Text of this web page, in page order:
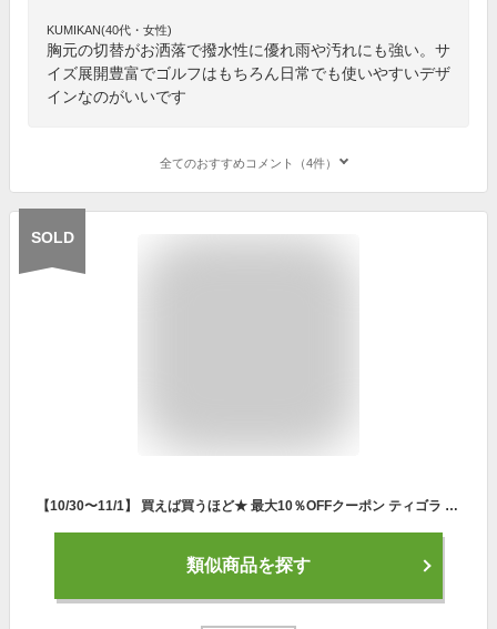
KUMIKAN(40代・女性)
胸元の切替がお洒落で撥水性に優れ雨や汚れにも強い。サ
イズ展開豊富でゴルフはもちろん日常でも使いやすいデザ
インなのがいいです
全てのおすすめコメント（4件）
SOLD
【10/30〜11/1】 買えば買うほど★ 最大10％OFFクーポン ティゴラ ゴルフ 長袖ウインドブレーカー 杢プリント (TR-1W1500F2W) 撥水機能付き 袖取り外し可能 メンズ TIGORA
類似商品を探す